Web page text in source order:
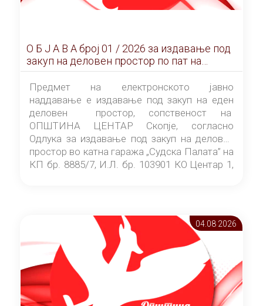
О Б Ј А В А брoj 01 / 2026 за издавање под
закуп на деловен простор по пат на
ЕЛЕКТРОНСКО ЈАВНО НАДДАВАЊЕ
Предмет на електронското јавно
наддавање е издавање под закуп на еден
деловен простор, сопственост на
ОПШТИНА ЦЕНТАР Скопје, согласно
Одлука за издавање под закуп на деловен
простор во катна гаража „Судска Палата” на
КП бр. 8885/7, И.Л. бр. 103901 КО Центар 1,
Скопје” број 9/2026), за времетраење од 3
(три) години од денот на потпишувањето на
Договорот за закуп со најповолниот
понудувач.
04.08 2026